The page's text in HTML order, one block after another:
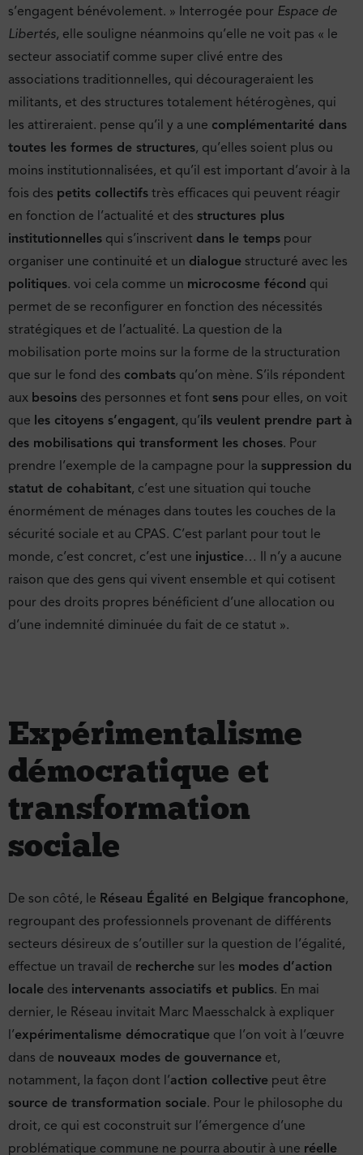
s’engagent bénévolement. » Interrogée pour Espace de
Libertés, elle souligne néanmoins qu’elle ne voit pas « le
secteur associatif comme super clivé entre des
associations traditionnelles, qui décourageraient les
militants, et des structures totalement hétérogènes, qui
les attireraient. pense qu’il y a une complémentarité dans
toutes les formes de structures, qu’elles soient plus ou
moins institutionnalisées, et qu’il est important d’avoir à la
fois des petits collectifs très efficaces qui peuvent réagir
en fonction de l’actualité et des structures plus
institutionnelles qui s’inscrivent dans le temps pour
organiser une continuité et un dialogue structuré avec les
politiques. voi cela comme un microcosme fécond qui
permet de se reconfigurer en fonction des nécessités
stratégiques et de l’actualité. La question de la
mobilisation porte moins sur la forme de la structuration
que sur le fond des combats qu’on mène. S’ils répondent
aux besoins des personnes et font sens pour elles, on voit
que les citoyens s’engagent, qu’ils veulent prendre part à
des mobilisations qui transforment les choses. Pour
prendre l’exemple de la campagne pour la suppression du
statut de cohabitant, c’est une situation qui touche
énormément de ménages dans toutes les couches de la
sécurité sociale et au CPAS. C’est parlant pour tout le
monde, c’est concret, c’est une injustice… Il n’y a aucune
raison que des gens qui vivent ensemble et qui cotisent
pour des droits propres bénéficient d’une allocation ou
d’une indemnité diminuée du fait de ce statut ».
Expérimentalisme
démocratique et
transformation
sociale
De son côté, le Réseau Égalité en Belgique francophone,
regroupant des professionnels provenant de différents
secteurs désireux de s’outiller sur la question de l’égalité,
effectue un travail de recherche sur les modes d’action
locale des intervenants associatifs et publics. En mai
dernier, le Réseau invitait Marc Maesschalck à expliquer
l’expérimentalisme démocratique que l’on voit à l’œuvre
dans de nouveaux modes de gouvernance et,
notamment, la façon dont l’action collective peut être
source de transformation sociale. Pour le philosophe du
droit, ce qui est coconstruit sur l’émergence d’une
problématique commune ne pourra aboutir à une réelle